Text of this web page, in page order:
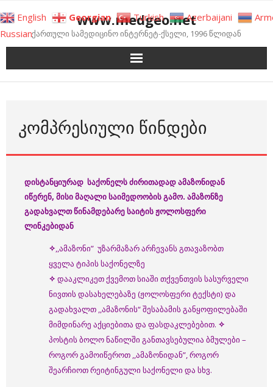
to
content
www.medgeo.net
ქართული სამედიცინო ინტერნეტ-ქსელი, 1996 წლიდან
ᲙᲝᲛᲞᲠᲔᲡᲘᲣᲚᲘ ᲬᲘᲜᲓᲔᲑᲘ
დისტანციურად საქონელსძირითადადამაზონიდან
იწერენ, მისი მაღალი საიმედოობის გამო. ამაზონზე
გადახვალთწინამდებარესაიტისჟოლოსფერი
ლინკებიდან
✧,,ამაზონი” უზარმაზარ არჩევანს გთავაზობთ
ყველა ტიპის საქონელზე
✧ დააკლიკეთ ქვემოთ სიაში თქვენთვის სასურველი
ნივთის დასახელებაზე (ჟოლოსფერი ტექსტი) და
გადახვალთ ,,ამაზონის“ შესაბამის განყოფილებაში
მიმდინარე აქციებითა და ფასდაკლებებით. ✧
პოსტის ბოლო ნაწილში განთავსებულია ბმულები –
როგორ გამოიწეროთ ,,ამაზონიდან”, როგორ
შეარჩიოთ რეიტინგული საქონელი და სხვ.
English Georgian Turkish Azerbaijani
Russian